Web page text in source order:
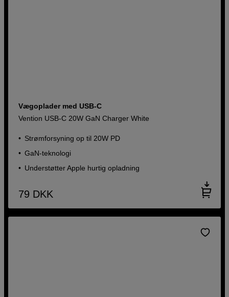
Vægoplader med USB-C
Vention USB-C 20W GaN Charger White
Strømforsyning op til 20W PD
GaN-teknologi
Understøtter Apple hurtig opladning
79 DKK